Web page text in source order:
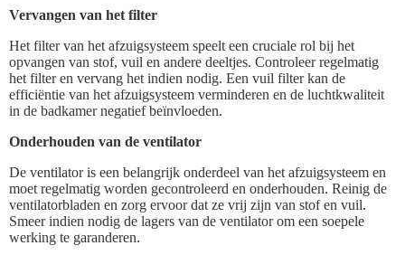
Vervangen van het filter
Het filter van het afzuigsysteem speelt een cruciale rol bij het
opvangen van stof, vuil en andere deeltjes. Controleer regelmatig
het filter en vervang het indien nodig. Een vuil filter kan de
efficiëntie van het afzuigsysteem verminderen en de luchtkwaliteit
in de badkamer negatief beïnvloeden.
Onderhouden van de ventilator
De ventilator is een belangrijk onderdeel van het afzuigsysteem en
moet regelmatig worden gecontroleerd en onderhouden. Reinig de
ventilatorbladen en zorg ervoor dat ze vrij zijn van stof en vuil.
Smeer indien nodig de lagers van de ventilator om een soepele
werking te garanderen.